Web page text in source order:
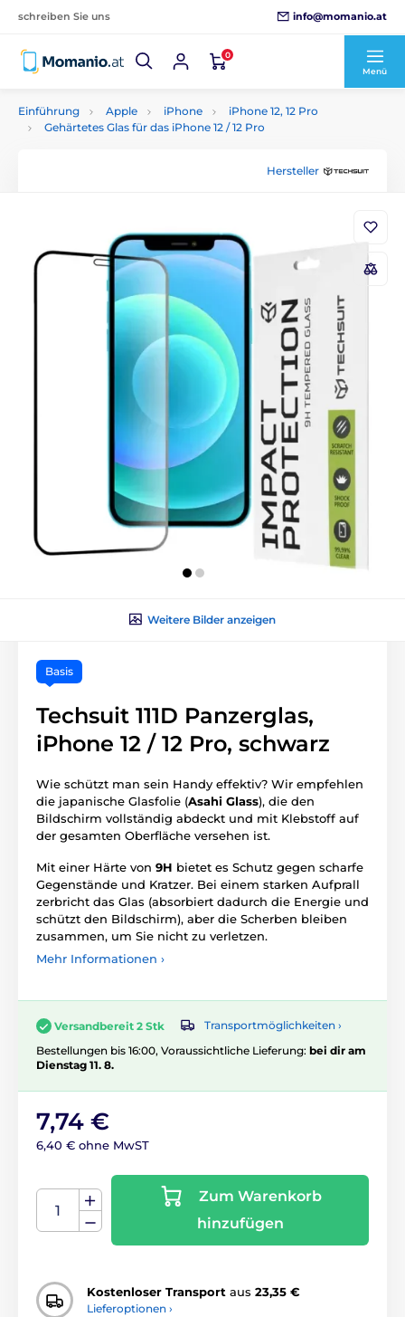
schreiben Sie uns info@momanio.at
0
Menü
Einführung Apple iPhone
iPhone 12, 12 Pro
Gehärtetes Glas für das iPhone 12 / 12 Pro
Hersteller
Weitere Bilder anzeigen
Basis
Techsuit 111D Panzerglas,
iPhone 12 / 12 Pro, schwarz
Wie schützt man sein Handy effektiv? Wir empfehlen
die japanische Glasfolie (Asahi Glass), die den
Bildschirm vollständig abdeckt und mit Klebstoff auf
der gesamten Oberfläche versehen ist.
Mit einer Härte von 9H bietet es Schutz gegen scharfe
Gegenstände und Kratzer. Bei einem starken Aufprall
zerbricht das Glas (absorbiert dadurch die Energie und
schützt den Bildschirm), aber die Scherben bleiben
zusammen, um Sie nicht zu verletzen.
Mehr Informationen ›
Versandbereit 2 Stk
Transportmöglichkeiten ›
Bestellungen bis 16:00, Voraussichtliche Lieferung: bei dir am
Dienstag 11. 8.
7,74 €
6,40 € ohne MwST
Zum Warenkorb
hinzufügen
Kostenloser Transport aus 23,35 €
Lieferoptionen ›